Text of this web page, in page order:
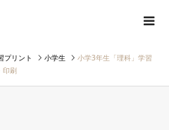
プリント 小学生
小学3年生「理科」学習
印刷